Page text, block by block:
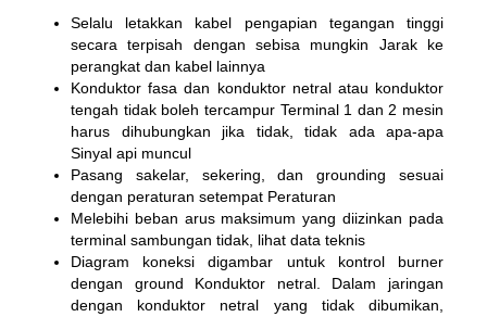
Selalu letakkan kabel pengapian tegangan tinggi
secara terpisah dengan sebisa mungkin Jarak ke
perangkat dan kabel lainnya
Konduktor fasa dan konduktor netral atau konduktor
tengah tidak boleh tercampur Terminal 1 dan 2 mesin
harus dihubungkan jika tidak, tidak ada apa-apa
Sinyal api muncul
Pasang sakelar, sekering, dan grounding sesuai
dengan peraturan setempat Peraturan
Melebihi beban arus maksimum yang diizinkan pada
terminal sambungan tidak, lihat data teknis
Diagram koneksi digambar untuk kontrol burner
dengan ground Konduktor netral. Dalam jaringan
dengan konduktor netral yang tidak dibumikan,